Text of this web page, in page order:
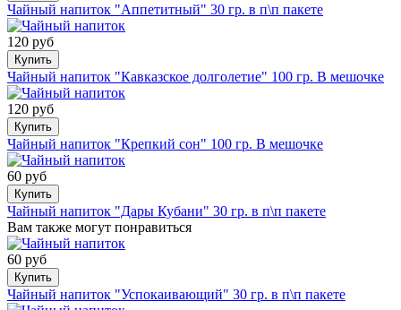
Чайный напиток "Аппетитный" 30 гр. в п\п пакете
120 руб
Купить
Чайный напиток "Кавказское долголетие" 100 гр. В мешочке
120 руб
Купить
Чайный напиток "Крепкий сон" 100 гр. В мешочке
60 руб
Купить
Чайный напиток "Дары Кубани" 30 гр. в п\п пакете
Вам также могут понравиться
60 руб
Купить
Чайный напиток "Успокаивающий" 30 гр. в п\п пакете